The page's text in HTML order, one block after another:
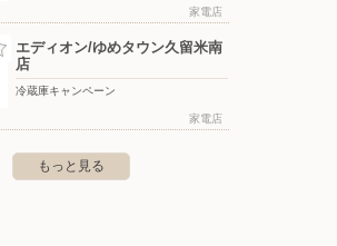
スーパーモリナガ/津福店
〒830-0061 福岡県久留米市津福今町416番2
家電店
エディオン/ゆめタウン久留米南
店
冷蔵庫キャンペーン
家電店
もっと見る